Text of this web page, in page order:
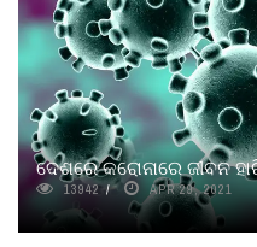
ଦେଶରେ କରୋନାରେ ଜୀବନ
13942 APR 29, 2021